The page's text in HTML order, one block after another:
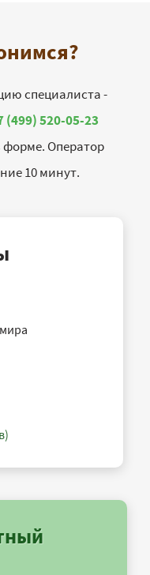
специалиста -
(499) 520-05-23
форме. Оператор
10 минут.